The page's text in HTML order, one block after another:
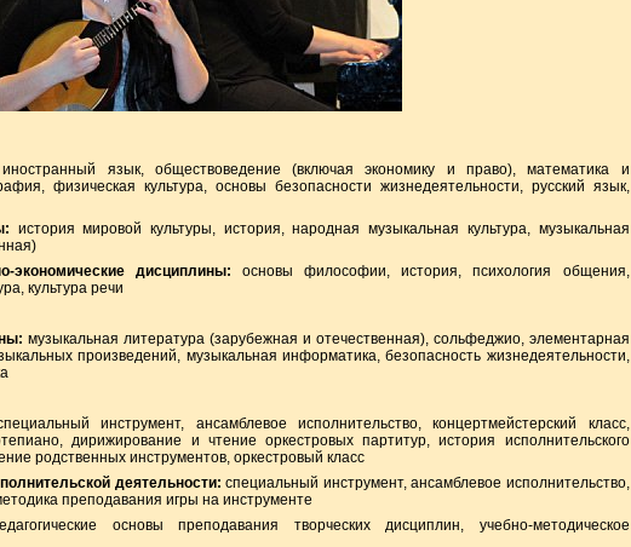
иностранный язык, обществоведение (включая экономику и право), математика и
физическая культура, основы безопасности жизнедеятельности, русский язык,
история мировой культуры, история, народная музыкальная культура, музыкальная
экономические дисциплины:основы философии, история, психология общения,
культура речи
музыкальная литература (зарубежная и отечественная), сольфеджио, элементарная
произведений, музыкальная информатика, безопасность жизнедеятельности,
инструмент, ансамблевое исполнительство, концертмейстерский класс,
дирижирование и чтение оркестровых партитур, история исполнительского
родственных инструментов, оркестровый класс
деятельности: специальный инструмент, ансамблевое исполнительство,
преподавания игры на инструменте
основы преподавания творческих дисциплин, учебно-методическое